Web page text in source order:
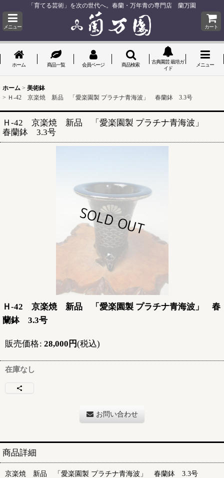
「育てる芸術」を次の世代へ。春蘭・万年青の専門店 蘭万園
メニュー カート
ホーム 商品一覧 会員ページ 商品検索
古典園芸 栽培ガ
イド
メニュー
ホーム > 美術鉢
> Ｈ-42 京楽焼 新品 「愛楽園製 プラチナ青海波」 春蘭鉢 3.3号
Ｈ-42 京楽焼 新品 「愛楽園製 プラチナ青海波」
春蘭鉢 3.3号
Ｈ-42 京楽焼 新品 「愛楽園製 プラチナ青海波」 春
蘭鉢 3.3号
販売価格: 28,000 円(税込)
在庫なし
お問い合わせ
商品詳細
京楽焼 新品 「愛楽園製 プラチナ青海波」 春蘭鉢 3.3号